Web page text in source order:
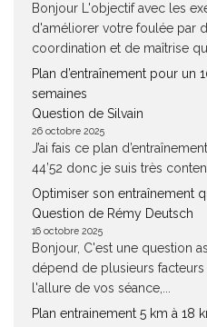
Bonjour L'objectif avec les
d'améliorer votre foulée par
coordination et de maîtrise
Plan d’entraînement pour un
semaines
Question de Silvain
26 octobre 2025
J’ai fais ce plan
44’52 donc je suis très
Optimiser son entraînement
Question de Rémy Deutsch
16 octobre 2025
Bonjour, C'est une question
dépend de plusieurs
l'allure de vos séance,...
Plan entrainement 5 km à 18